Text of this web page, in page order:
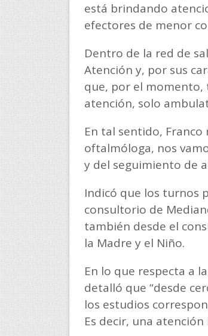
está brindando
efectores de menor
Dentro de la red de
Atención y, por sus
que, por el momento,
atención, solo
En tal sentido,
oftalmóloga, nos
y del seguimiento de
Indicó que los turnos
consultorio de
también desde el
la Madre y el Niño.
En lo que respecta a
detalló que “desde
los estudios
Es decir, una